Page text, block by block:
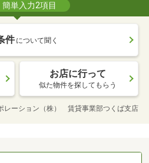
単入力2項目
件 について聞く
お店に行って
似た物件を探してもらう
レーション（株） 賃貸事業部つくば支店